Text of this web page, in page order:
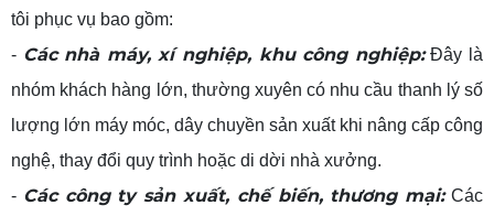
tôi phục vụ bao gồm:
- Các nhà máy, xí nghiệp, khu công nghiệp:Đây là
nhóm khách hàng lớn, thường xuyên có nhu cầu thanh lý số
lượng lớn máy móc, dây chuyền sản xuất khi nâng cấp công
nghệ, thay đổi quy trình hoặc di dời nhà xưởng.
- Các công ty sản xuất, chế biến, thương mại:Các